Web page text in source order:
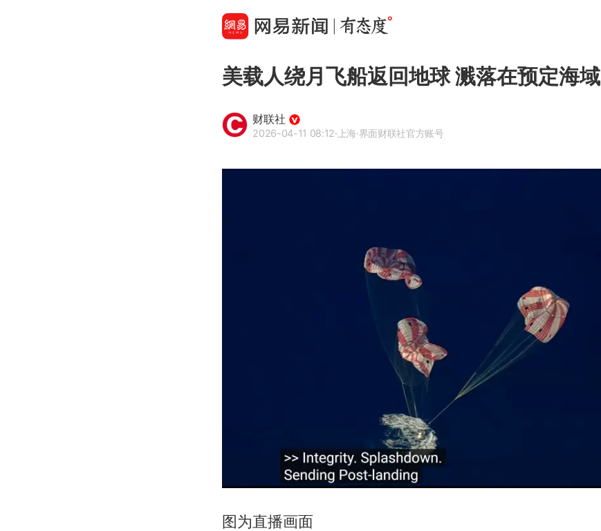
美载人绕月飞船返回地球 溅落在预定海域
财联社
2026-04-11 08:12·上海·界面财联社官方账号
图为直播画面